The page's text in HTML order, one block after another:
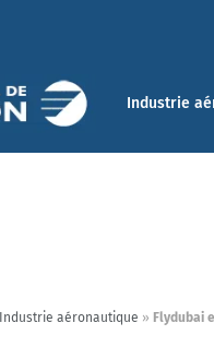
Industrie
Industrie aéronautique » Flydubai